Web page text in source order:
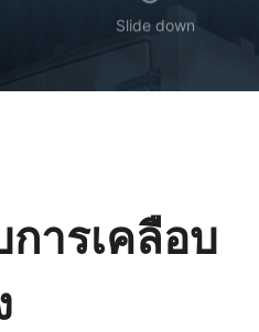
Slide down
ารเคลือบ